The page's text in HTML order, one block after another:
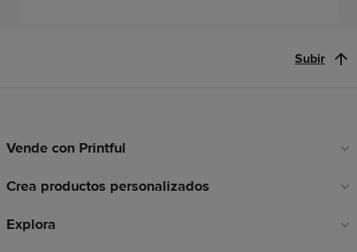
Subir
Enlaces
pie
página
Vende con Printful
Crea productos personalizados
Explora